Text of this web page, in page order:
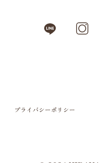
プライバシーポリシー